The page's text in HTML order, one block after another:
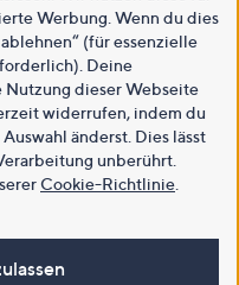
Werbung. Wenn du dies
(für essenzielle
Deine
dieser Webseite
widerrufen, indem du
änderst. Dies lässt
unberührt.
Cookie-Richtlinie